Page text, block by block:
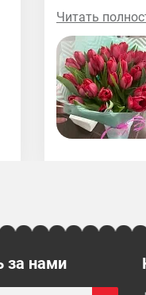
большой,
приятные)
Читать
за нами